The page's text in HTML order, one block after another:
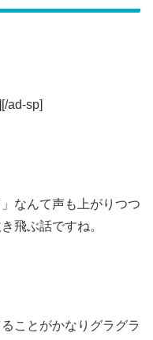
ad-sp]
なんて声も上がりつつ
飛ぶ話ですね。
ことがかなりグラグラ